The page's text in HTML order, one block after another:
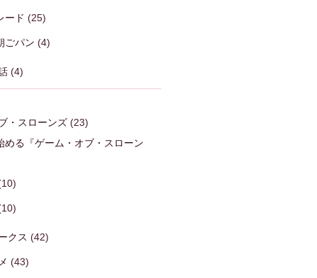
ード (25)
ごパン (4)
(4)
・スローンズ(23)
める『ゲーム・オブ・スローン
クス (42)
(43)